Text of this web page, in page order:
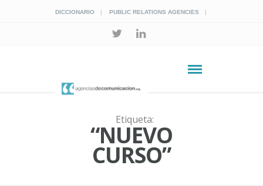
DICCIONARIO PUBLIC RELATIONS AGENCIES
Etiqueta:
“NUEVO
CURSO”